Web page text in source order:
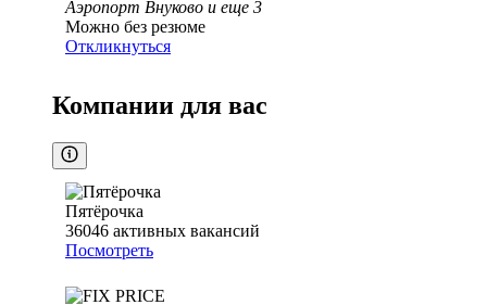
Аэропорт Внуково и еще 3
Можно без резюме
Откликнуться
Компании для вас
Пятёрочка
36046 активных вакансий
Посмотреть